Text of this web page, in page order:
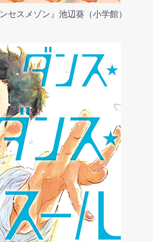
セスメゾン』池辺葵（小学館）